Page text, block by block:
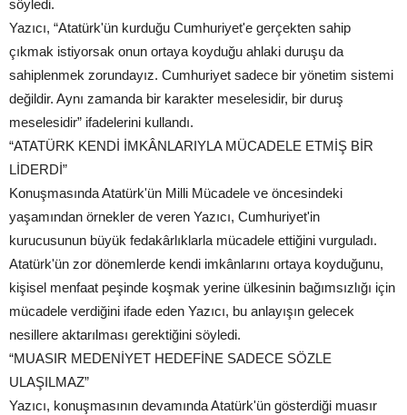
söyledi.
Yazıcı, “Atatürk'ün kurduğu Cumhuriyet'e gerçekten sahip
çıkmak istiyorsak onun ortaya koyduğu ahlaki duruşu da
sahiplenmek zorundayız. Cumhuriyet sadece bir yönetim sistemi
değildir. Aynı zamanda bir karakter meselesidir, bir duruş
meselesidir” ifadelerini kullandı.
“ATATÜRK KENDİ İMKÂNLARIYLA MÜCADELE ETMİŞ BİR
LİDERDİ”
Konuşmasında Atatürk'ün Milli Mücadele ve öncesindeki
yaşamından örnekler de veren Yazıcı, Cumhuriyet'in
kurucusunun büyük fedakârlıklarla mücadele ettiğini vurguladı.
Atatürk'ün zor dönemlerde kendi imkânlarını ortaya koyduğunu,
kişisel menfaat peşinde koşmak yerine ülkesinin bağımsızlığı için
mücadele verdiğini ifade eden Yazıcı, bu anlayışın gelecek
nesillere aktarılması gerektiğini söyledi.
“MUASIR MEDENİYET HEDEFİNE SADECE SÖZLE
ULAŞILMAZ”
Yazıcı, konuşmasının devamında Atatürk'ün gösterdiği muasır